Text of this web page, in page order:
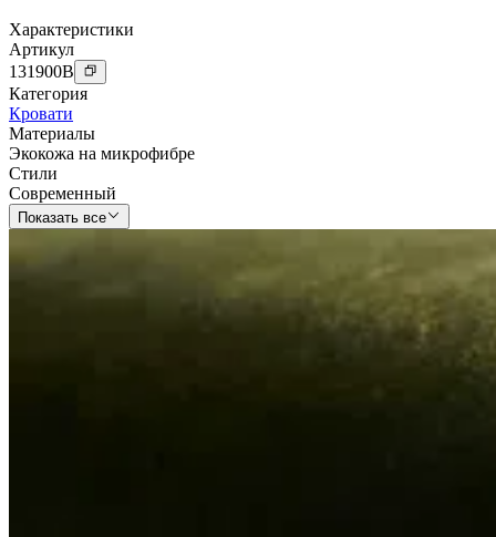
Характеристики
Артикул
131900B
Категория
Кровати
Материалы
Экокожа на микрофибре
Стили
Современный
Показать все